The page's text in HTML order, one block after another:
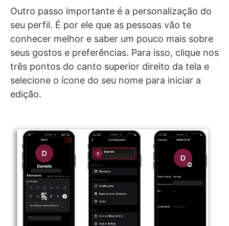
Outro passo importante é a personalização do
seu perfil. É por ele que as pessoas vão te
conhecer melhor e saber um pouco mais sobre
seus gostos e preferências. Para isso, clique nos
três pontos do canto superior direito da tela e
selecione o ícone do seu nome para iniciar a
edição.